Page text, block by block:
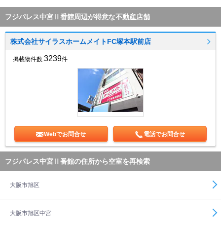
フジパレス中宮Ⅱ番館周辺が得意な不動産店舗
株式会社サイラスホームメイトFC塚本駅前店
掲載物件数:3239件
Webでお問合せ 電話でお問合せ
フジパレス中宮Ⅱ番館の住所から空室を再検索
大阪市旭区
大阪市旭区中宮